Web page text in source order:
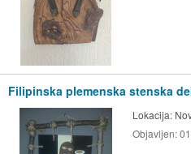
Filipinska plemenska stenska
Lokacija:
Objavljen: